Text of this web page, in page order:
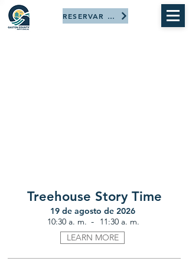
RESERVAR AHORA
Treehouse Story Time
19 de agosto de 2026
10:30 a. m. -
11:30 a. m.
LEARN MORE